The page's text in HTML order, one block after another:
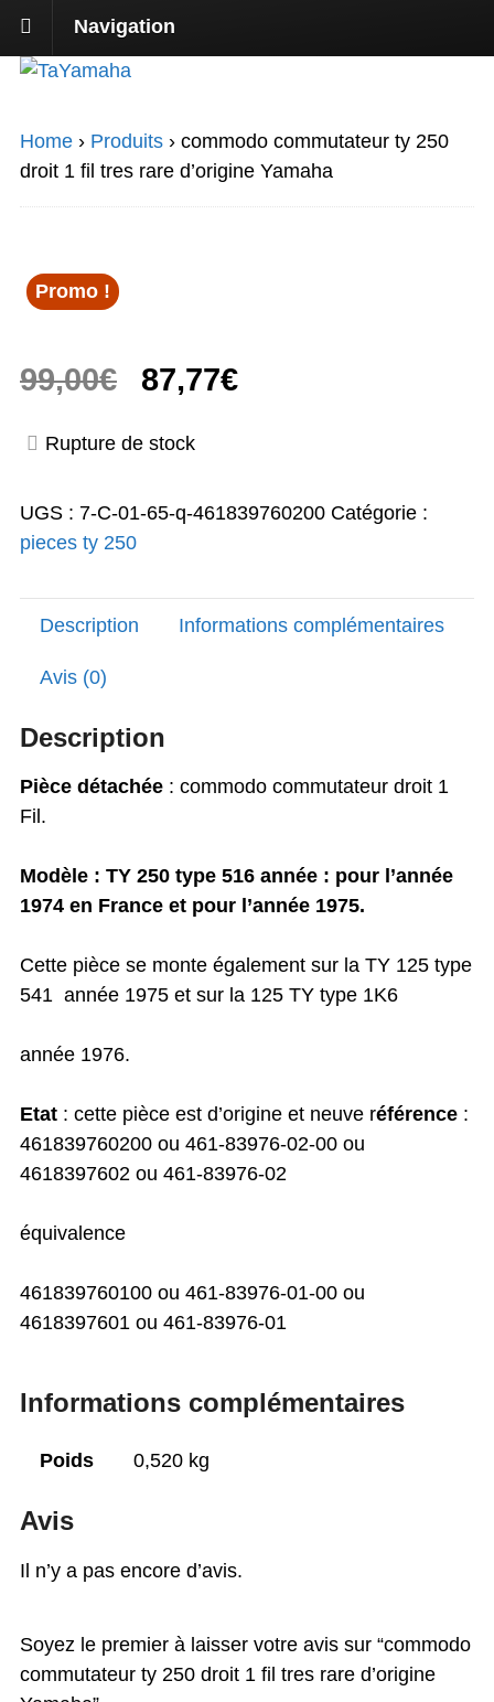
Navigation
Home › Produits › commodo commutateur ty 250
droit 1 fil tres rare d’origine Yamaha
Promo !
99,00€
Le
était :
87,77€Le
est :
Rupture de stock
UGS : 7-C-01-65-q-461839760200 Catégorie :
pieces ty 250
Description Informations complémentaires
Avis (0)
Description
Pièce détachée : commodo commutateur droit 1
Fil.
Modèle : TY 250 type 516 année : pour l’année
1974 en France et pour l’année 1975.
Cette pièce se monte également sur la TY 125 type
541 année 1975 et sur la 125 TY type 1K6
année 1976.
Etat : cette pièce est d’origine et neuve référence :
461839760200 ou 461-83976-02-00 ou
4618397602 ou 461-83976-02
équivalence
461839760100 ou 461-83976-01-00 ou
4618397601 ou 461-83976-01
Informations complémentaires
Poids 0,520 kg
Avis
Il n’y a pas encore d’avis.
Soyez le premier à laisser votre avis sur “commodo
commutateur ty 250 droit 1 fil tres rare d’origine